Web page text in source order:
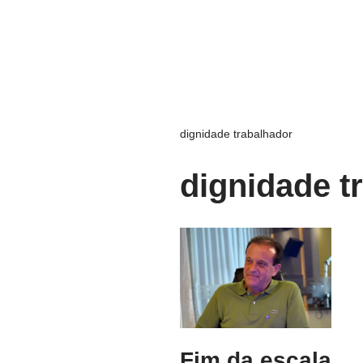
dignidade trabalhador
dignidade